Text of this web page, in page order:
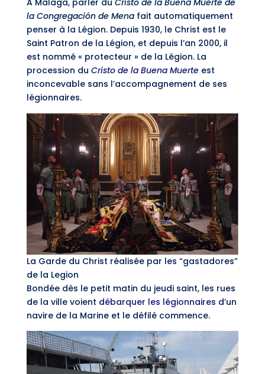
la Congregación de Menafait automatiquement
penser à la Légion. Depuis 1930, le Christ est le
Saint Patron de la Légion, et depuis l’an 2000, il
est nommé « protecteur » de la Légion. La
procession du Cristo de la Buena Muerte est
inconcevable sans l’accompagnement de ses
légionnaires.
La Garde du Christ réalisée par les “gastadores”
de la Legion
Bondée dès le petit matin du jeudi saint, les rues
de la ville voient débarquer les légionnaires d’un
navire de la Marine et le défilé commence.